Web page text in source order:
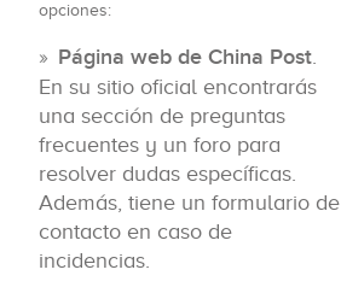
opciones:
Página web de China Post.
En su sitio oficial encontrarás
una sección de preguntas
frecuentes y un foro para
resolver dudas específicas.
Además, tiene un formulario de
contacto en caso de
incidencias.